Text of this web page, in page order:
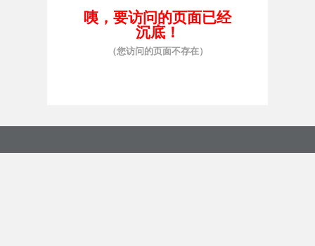
咦，要访问的页面已经
沉底！
（您访问的页面不存在）